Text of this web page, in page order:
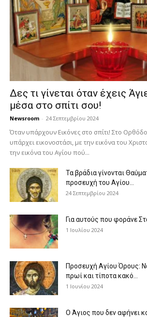
Δες τι γίνεται όταν έχεις
μέσα στο σπίτι σου!
Newsroom - 24 Σεπτεμβρίου 2024
Όταν υπάρχουν Εικόνες στο σπίτι! Στο
υπάρχει εικονοστάσι, με την εικόνα του
την εικόνα του Αγίου πού...
Τα βράδια γίνονται
προσευχή του Αγίου...
24 Σεπτεμβρίου 2024
Για αυτούς που φοράνε
1 Ιουλίου 2024
Προσευχή Αγίου Όρους:
πρωί και τίποτα κακό...
1 Ιουνίου 2024
Ο Άγιος που δεν αφήνει